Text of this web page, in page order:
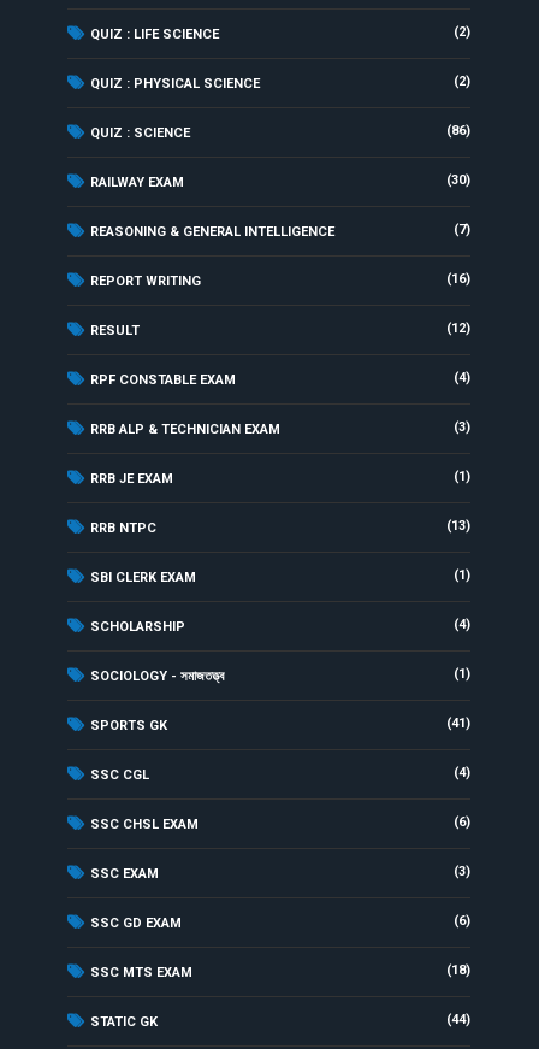
QUIZ : LIFE SCIENCE (2)
QUIZ : PHYSICAL SCIENCE (2)
QUIZ : SCIENCE (86)
RAILWAY EXAM (30)
REASONING & GENERAL INTELLIGENCE (7)
REPORT WRITING (16)
RESULT (12)
RPF CONSTABLE EXAM (4)
RRB ALP & TECHNICIAN EXAM (3)
RRB JE EXAM (1)
RRB NTPC (13)
SBI CLERK EXAM (1)
SCHOLARSHIP (4)
SOCIOLOGY - সমাজতত্ত্ব (1)
SPORTS GK (41)
SSC CGL (4)
SSC CHSL EXAM (6)
SSC EXAM (3)
SSC GD EXAM (6)
SSC MTS EXAM (18)
STATIC GK (44)